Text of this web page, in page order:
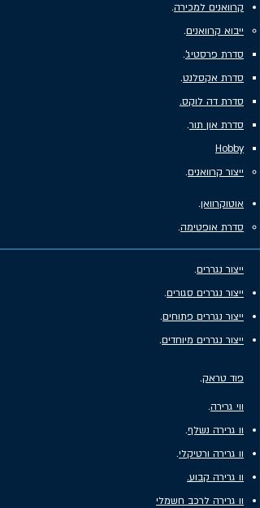
קרוואנים למכירה.
ייבוא קרוואנים.
סדרת פרסטיג'.
סדרת אקסלנט.
סדרת דה לוקס.
סדרת און תור.
Hobby
ייצור קרוואנים.
אוטוקרוואן.
סדרת אופטימה.
ייצור נגררים.
ייצור נגררים סגורים.
ייצור נגררים פתוחים.
ייצור נגררים מיוחדים.
פוד טראק.
ווי גרירה.
וו גרירה נשלף.
וו גרירה ורטיקלי.
וו גרירה קבוע.
וו גרירה לרכב חשמלי